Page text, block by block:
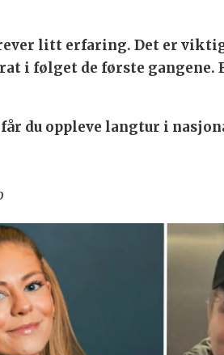
litt erfaring. Det er
i følget de første gangene.
du oppleve langtur i